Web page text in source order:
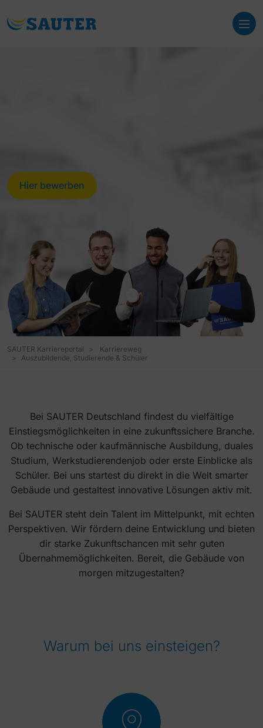
Hier bewerben
SAUTER Karriereportal
Karriereweg
Auszubildende, Studierende & Schüler
Bei SAUTER Deutschland findest du vielfältige
Einstiegsmöglichkeiten in eine zukunftssichere Branche.
Ob technische oder kaufmännische Ausbildung, duales
Studium, Werkstudierendenjob oder erste Einblicke als
Schüler. Bei uns startest du direkt in die Welt smarter
Gebäude und gestaltest innovative Lösungen aktiv mit.
Bei SAUTER steht dein Talent im Mittelpunkt, mit echten
Perspektiven. Wir fördern deine Entwicklung und bieten
dir starke Zukunftschancen mit sehr guten
Übernahmemöglichkeiten. Bereit, die Gebäude von
morgen mitzugestalten?
Warum bei uns einsteigen?